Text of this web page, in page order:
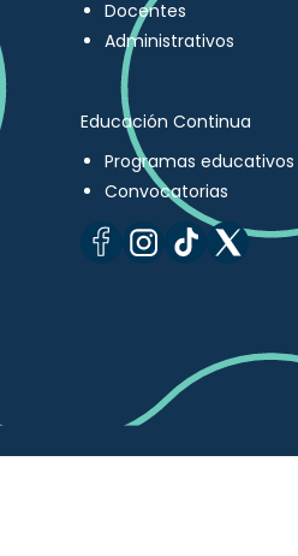
Docentes
Administrativos
Educación Continua
Programas educativos
Convocatorias